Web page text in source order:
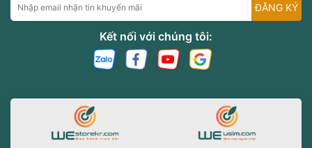
ĐĂNG KÝ
Kết nối với chúng tôi: